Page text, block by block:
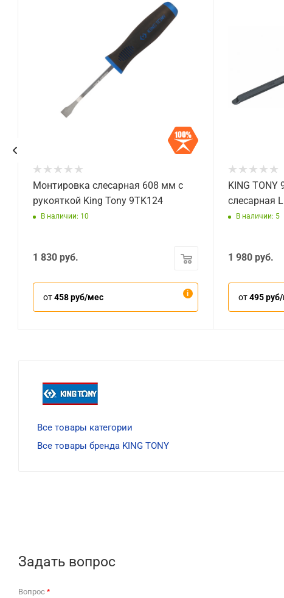
Монтировка слесарная 608 мм с
рукояткой King Tony 9TK124
В наличии: 10
1 830 руб.
от458 руб/мес
KING TONY
слесарная
В наличии: 5
1 980 руб.
от495
Все товары категории
Все товары бренда KING TONY
Задать вопрос
Вопрос *